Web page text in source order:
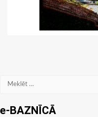
Meklēt:
e-BAZNĪCĀ